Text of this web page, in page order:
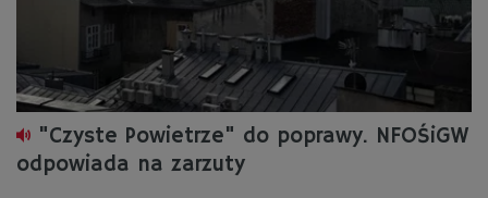
"Czyste Powietrze" do poprawy. NFOŚiGW
odpowiada na zarzuty